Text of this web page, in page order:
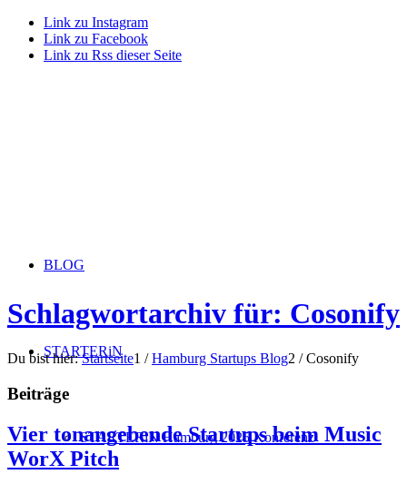
Link zu Instagram
Link zu Facebook
Link zu Rss dieser Seite
BLOG
STARTERiN
STARTERiN Hamburg 2025 Konferenz
Schlagwortarchiv für: Cosonify
Du bist hier: Startseite1 / Hamburg Startups Blog2 / Cosonify
Beiträge
Vier tonangebende Startups beim Music
WorX Pitch